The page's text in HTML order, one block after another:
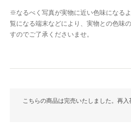
※なるべく写真が実物に近い色味になる
覧になる端末などにより、実物との色味
すのでご了承くださいませ。
こちらの商品は完売いたしました。再入